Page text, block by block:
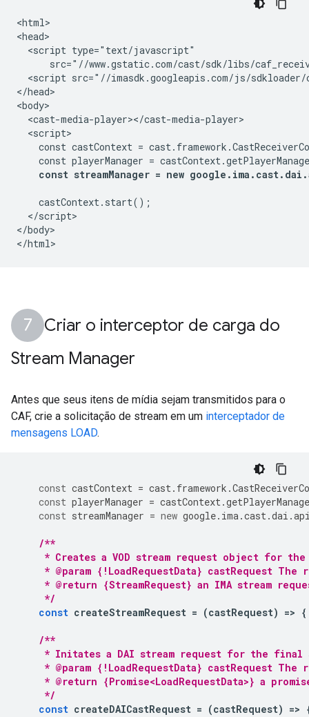
<html>
<head>
  <script type="text/javascript"
src="//www.gstatic.com/cast/sdk/libs/
<script src="//imasdk.googleapis.com/js/
</head>
<body>
  <cast-media-player></cast-media-player>
  <script>
const castContext =
const playerManager =
const streamManager = new
    castContext.start();
  </script>
</body>
Criar o interceptor de carga do
Stream Manager
Antes que seus itens de mídia sejam transmitidos para o
CAF, crie a solicitação de stream em um interceptador de
mensagens LOAD.
const castContext = cast. framework .
const playerManager = castContext.
const streamManager = new google. ima.cast.dai .
/**
* Creates a VOD stream request object for
* @param {!LoadRequestData} castRequest The
* @return {StreamRequest} an IMA stream
     */
const createStreamRequest = (castRequest) => {
/**
* Initates a DAI stream request for the final
* @param {!LoadRequestData} castRequest The
* @return {Promise<LoadRequestData>} a
     */
const createDAICastRequest = (castRequest) =>